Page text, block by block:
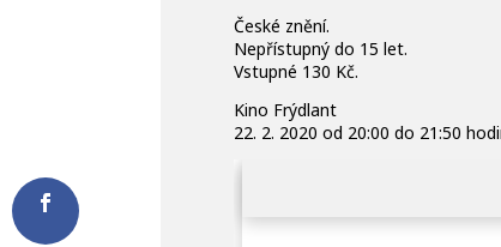
České znění.
Nepřístupný do 15 let.
Vstupné 130 Kč.
Kino Frýdlant
22. 2. 2020 od 20:00 do 21:50